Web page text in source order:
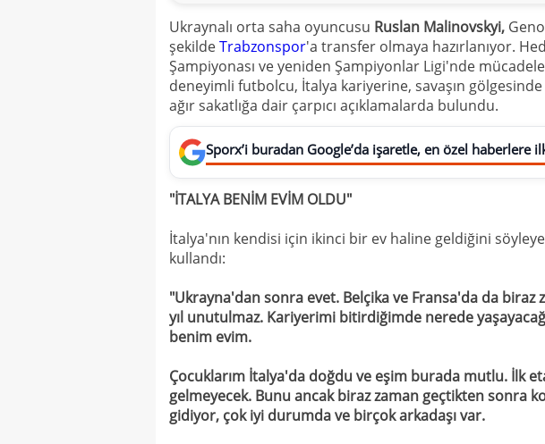
Ukraynalı orta saha oyuncusu Ruslan Malinovskyi,
şekildeTrabzonspor'a transfer olmaya hazırlanıyor.
Şampiyonası ve yeniden Şampiyonlar Ligi'nde
deneyimli futbolcu, İtalya kariyerine, savaşın gölgesinde
ağır sakatlığa dair çarpıcı açıklamalarda bulundu.
Sporx’i buradan Google’da işaretle, en özel haberlere
"İTALYA BENİM EVİM OLDU"
İtalya'nın kendisi için ikinci bir ev haline geldiğini
kullandı:
"Ukrayna'dan sonra evet. Belçika ve Fransa'da da biraz
yıl unutulmaz. Kariyerimi bitirdiğimde nerede
benim evim.
Çocuklarım İtalya'da doğdu ve eşim burada mutlu. İlk
gelmeyecek. Bunu ancak biraz zaman geçtikten sonra
gidiyor, çok iyi durumda ve birçok arkadaşı var.